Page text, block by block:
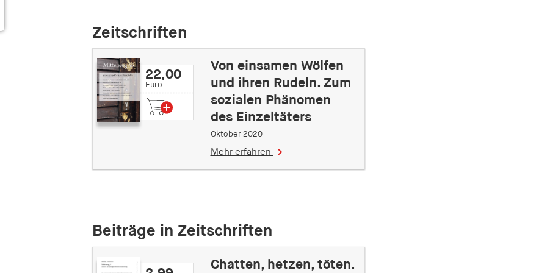
Zeitschriften
22,00
Euro
Von einsamen Wölfen
und ihren Rudeln. Zum
sozialen Phänomen
des Einzeltäters
Oktober 2020
Mehr erfahren
Beiträge in Zeitschriften
Chatten, hetzen, töten.